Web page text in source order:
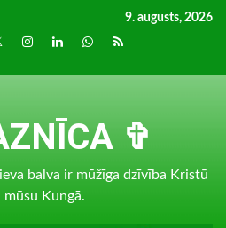
9. augusts, 2026
Instagram
LinkedInwhatsapp
RSS
✞
balva ir mūžīga dzīvība Kristū
mūsu Kungā.